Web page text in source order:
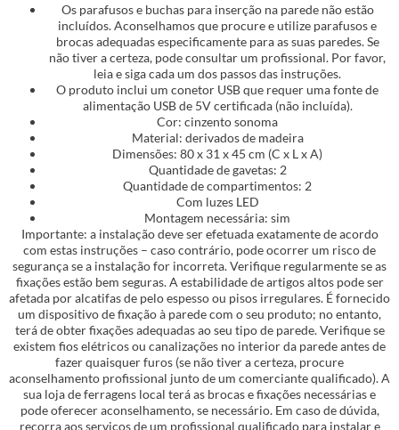
Os parafusos e buchas para inserção na parede não estão
incluídos. Aconselhamos que procure e utilize parafusos e
brocas adequadas especificamente para as suas paredes. Se
não tiver a certeza, pode consultar um profissional. Por favor,
leia e siga cada um dos passos das instruções.
O produto inclui um conetor USB que requer uma fonte de
alimentação USB de 5V certificada (não incluída).
Cor: cinzento sonoma
Material: derivados de madeira
Dimensões: 80 x 31 x 45 cm (C x L x A)
Quantidade de gavetas: 2
Quantidade de compartimentos: 2
Com luzes LED
Montagem necessária: sim
Importante: a instalação deve ser efetuada exatamente de acordo
com estas instruções – caso contrário, pode ocorrer um risco de
segurança se a instalação for incorreta. Verifique regularmente se as
fixações estão bem seguras. A estabilidade de artigos altos pode ser
afetada por alcatifas de pelo espesso ou pisos irregulares. É fornecido
um dispositivo de fixação à parede com o seu produto; no entanto,
terá de obter fixações adequadas ao seu tipo de parede. Verifique se
existem fios elétricos ou canalizações no interior da parede antes de
fazer quaisquer furos (se não tiver a certeza, procure
aconselhamento profissional junto de um comerciante qualificado). A
sua loja de ferragens local terá as brocas e fixações necessárias e
pode oferecer aconselhamento, se necessário. Em caso de dúvida,
recorra aos serviços de um profissional qualificado para instalar e